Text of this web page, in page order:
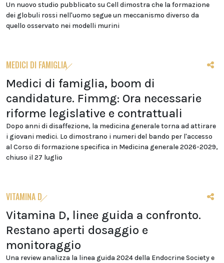
Un nuovo studio pubblicato su Cell dimostra che la formazione
dei globuli rossi nell'uomo segue un meccanismo diverso da
quello osservato nei modelli murini
MEDICI DI FAMIGLIA
Medici di famiglia, boom di
candidature. Fimmg: Ora necessarie
riforme legislative e contrattuali
Dopo anni di disaffezione, la medicina generale torna ad attirare
i giovani medici. Lo dimostrano i numeri del bando per l'accesso
al Corso di formazione specifica in Medicina generale 2026-2029,
chiuso il 27 luglio
VITAMINA D
Vitamina D, linee guida a confronto.
Restano aperti dosaggio e
monitoraggio
Una review analizza la linea guida 2024 della Endocrine Society e